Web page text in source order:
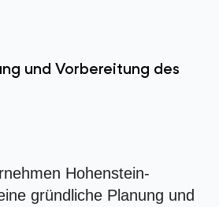
und Vorbereitung des
Hohenstein-
gründliche Planung und